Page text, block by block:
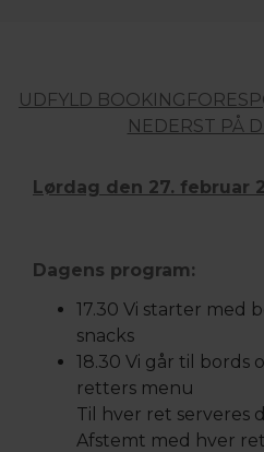
UDFYLD
NEDERST PÅ
Lørdag den 27. februar
Dagens program:
17.30 Vi starter med
snacks
18.30 Vi går til bords
retters menu
Til hver ret serveres
Afstemt med hver